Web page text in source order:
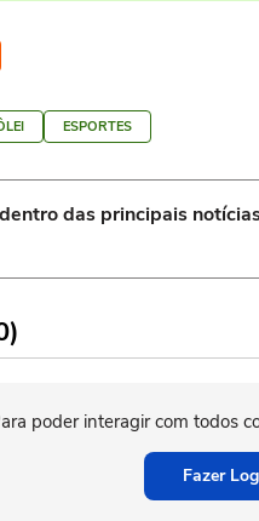
ESPORTES
das principais
poder interagir com todos
Fazer